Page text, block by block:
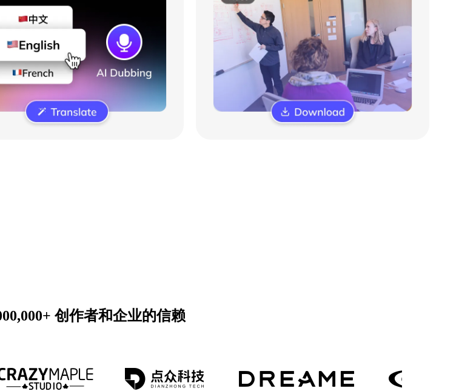
创作者和企业的信赖